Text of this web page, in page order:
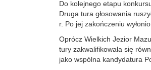
Do kolejnego etapu
Druga tura głosowania
r. Po jej zakończeniu
Oprócz Wielkich Jezior
tury zakwalifikowała się
jako wspólna kandydatura